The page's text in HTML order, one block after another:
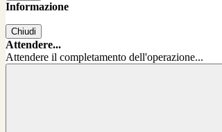
Informazione
Chiudi
Attendere...
Attendere il completamento dell'operazione...